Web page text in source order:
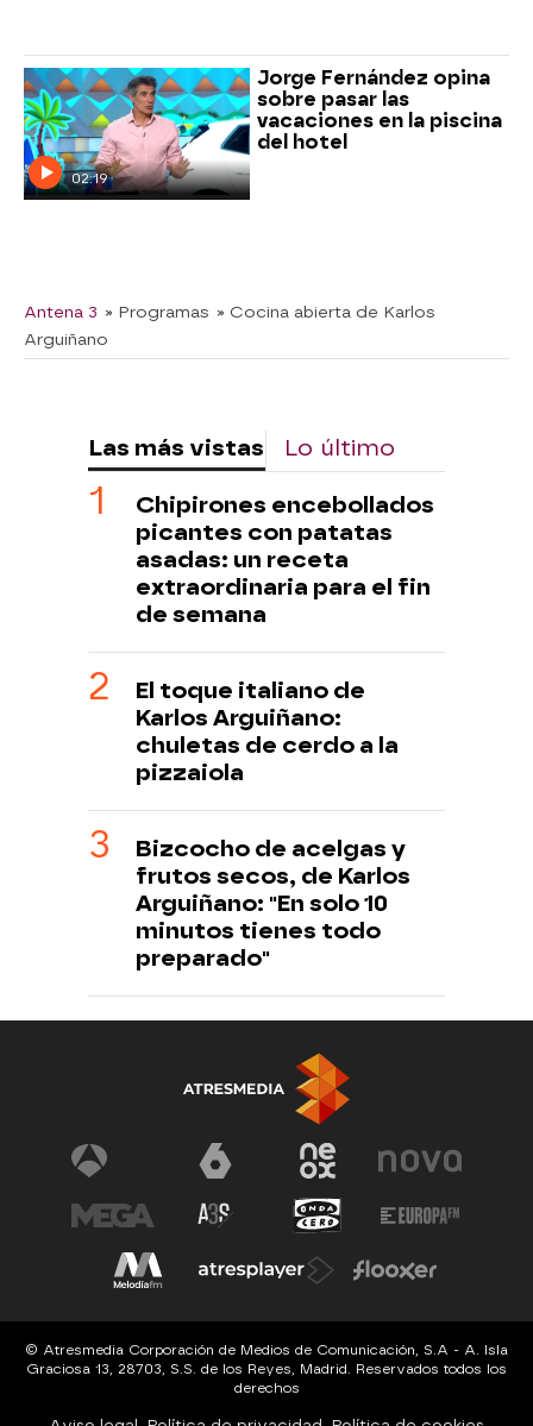
02:19
Jorge Fernández opina
sobre pasar las
vacaciones en la piscina
del hotel
Antena 3 » Programas » Cocina abierta de Karlos
Arguiñano
Las más vistas Lo último
Chipirones encebollados
picantes con patatas
asadas: un receta
extraordinaria para el fin
de semana
El toque italiano de
Karlos Arguiñano:
chuletas de cerdo a la
pizzaiola
Bizcocho de acelgas y
frutos secos, de Karlos
Arguiñano: "En solo 10
minutos tienes todo
preparado"
© Atresmedia Corporación de Medios de Comunicación, S.A - A. Isla
Graciosa 13, 28703, S.S. de los Reyes, Madrid. Reservados todos los
derechos